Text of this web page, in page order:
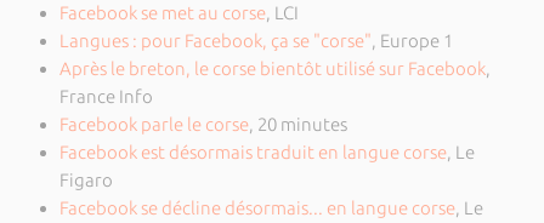
Facebook se met au corse, LCI
Langues : pour Facebook, ça se "corse", Europe 1
Après le breton, le corse bientôt utilisé sur Facebook,
France Info
Facebook parle le corse, 20 minutes
Facebook est désormais traduit en langue corse, Le
Figaro
Facebook se décline désormais... en langue corse, Le